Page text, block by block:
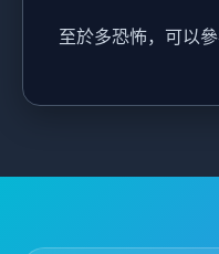
至於多恐怖，可以